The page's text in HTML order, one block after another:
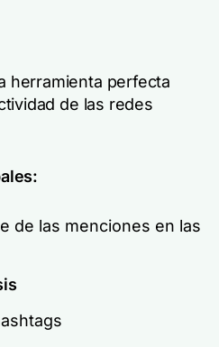
herramienta perfecta
de las redes
de las menciones en las